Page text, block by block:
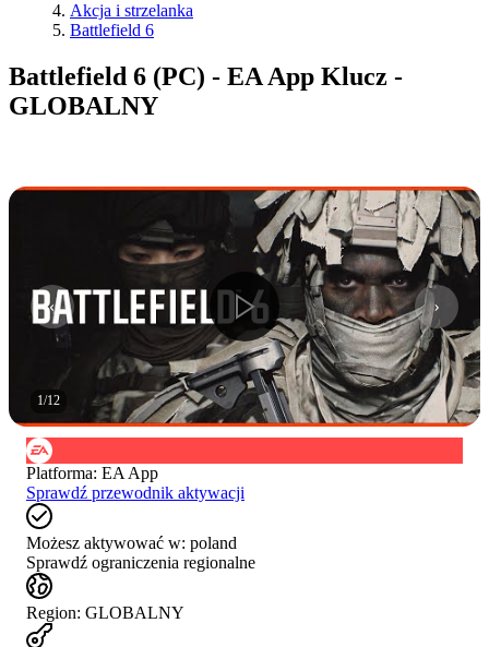
Akcja i strzelanka
Battlefield 6
Battlefield 6 (PC) - EA App Klucz -
GLOBALNY
1/12
Platforma: EA App
Sprawdź przewodnik aktywacji
Możesz aktywować w: poland
Sprawdź ograniczenia regionalne
Region: GLOBALNY